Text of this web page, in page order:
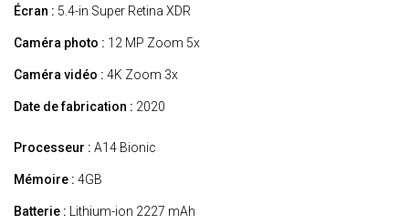
Écran : 5.4-in Super Retina XDR
Caméra photo : 12 MP Zoom 5x
Caméra vidéo : 4K Zoom 3x
Date de fabrication : 2020
Processeur : A14 Bionic
Mémoire : 4GB
Batterie : Lithium-ion 2227 mAh